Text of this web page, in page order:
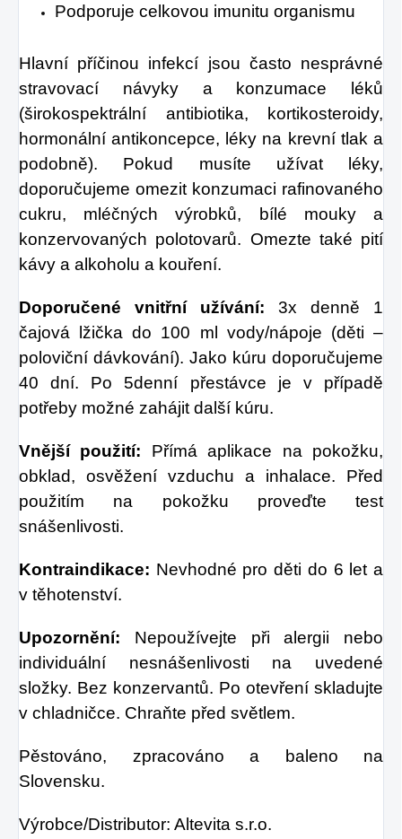
Podporuje celkovou imunitu organismu
Hlavní příčinou infekcí jsou často nesprávné
stravovací návyky a konzumace léků
(širokospektrální antibiotika, kortikosteroidy,
hormonální antikoncepce, léky na krevní tlak a
podobně). Pokud musíte užívat léky,
doporučujeme omezit konzumaci rafinovaného
cukru, mléčných výrobků, bílé mouky a
konzervovaných polotovarů. Omezte také pití
kávy a alkoholu a kouření.
Doporučené vnitřní užívání: 3x denně 1
čajová lžička do 100 ml vody/nápoje (děti –
poloviční dávkování). Jako kúru doporučujeme
40 dní. Po 5denní přestávce je v případě
potřeby možné zahájit další kúru.
Vnější použití: Přímá aplikace na pokožku,
obklad, osvěžení vzduchu a inhalace. Před
použitím na pokožku proveďte test
snášenlivosti.
Kontraindikace: Nevhodné pro děti do 6 let a
v těhotenství.
Upozornění: Nepoužívejte při alergii nebo
individuální nesnášenlivosti na uvedené
složky. Bez konzervantů. Po otevření skladujte
v chladničce. Chraňte před světlem.
Pěstováno, zpracováno a baleno na
Slovensku.
Výrobce/Distributor: Altevita s.r.o.